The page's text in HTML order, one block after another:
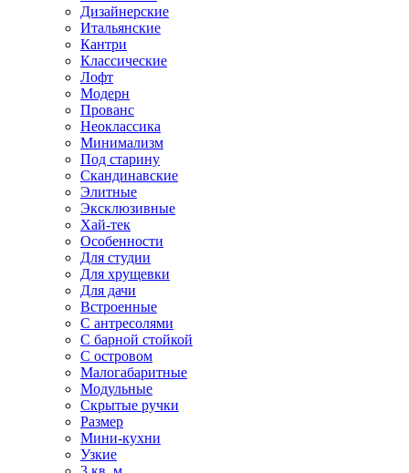
Дизайнерские
Итальянские
Кантри
Классические
Лофт
Модерн
Прованс
Неоклассика
Минимализм
Под старину
Скандинавские
Элитные
Эксклюзивные
Хай-тек
Особенности
Для студии
Для хрущевки
Для дачи
Встроенные
С антресолями
С барной стойкой
С островом
Малогабаритные
Модульные
Скрытые ручки
Размер
Мини-кухни
Узкие